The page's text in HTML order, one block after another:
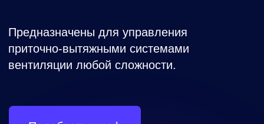
Подобрать шкаф